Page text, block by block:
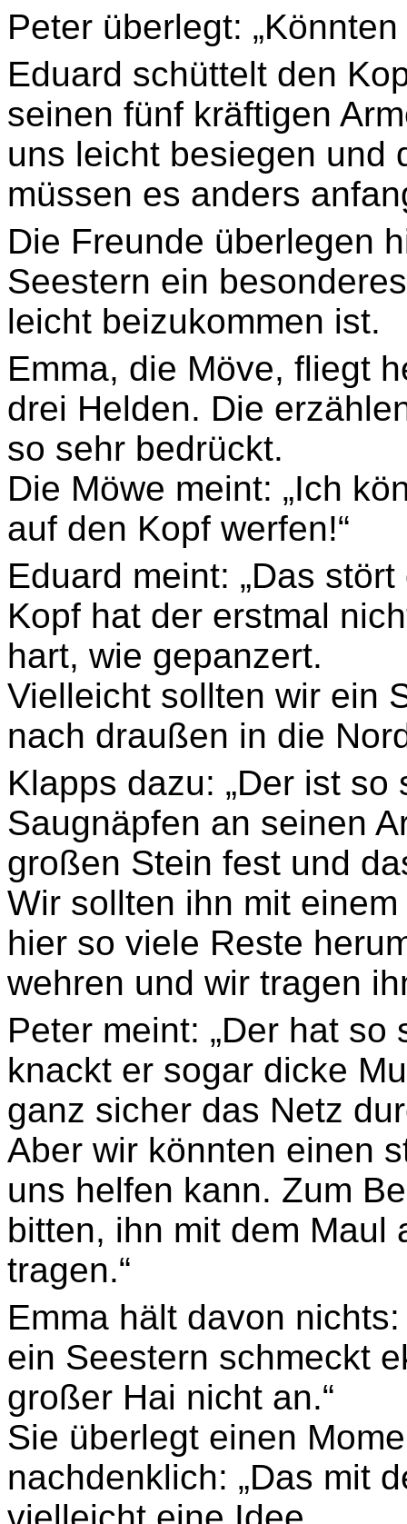
Peter überlegt:
Eduard schüttelt den
seinen fünf kräftigen
uns leicht besiegen und
müssen es anders
Die Freunde überlegen
Seestern ein
leicht beizukommen ist.
Emma, die Möve, fliegt
drei Helden. Die
so sehr bedrückt.
Die Möwe meint: „Ich
auf den Kopf werfen!“
Eduard meint: „Das
Kopf hat der erstmal
hart, wie gepanzert.
Vielleicht sollten wir ein
nach draußen in die
Klapps dazu: „Der ist
Saugnäpfen an seinen
großen Stein fest und
Wir sollten ihn mit
hier so viele Reste
wehren und wir tragen
Peter meint: „Der hat
knackt er sogar dicke
ganz sicher das Netz
Aber wir könnten einen
uns helfen kann. Zum
bitten, ihn mit dem Maul
tragen.“
Emma hält davon
ein Seestern schmeckt
großer Hai nicht an.“
Sie überlegt einen
nachdenklich: „Das mit